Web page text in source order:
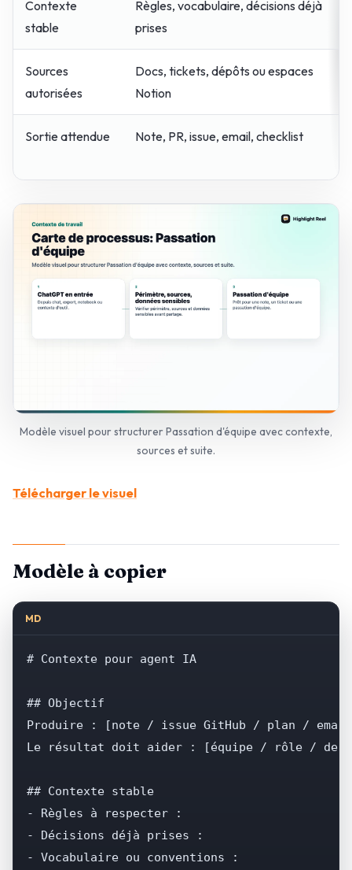
Contexte
stable
Règles, vocabulaire, décisions déjà
prises
Sources
autorisées
Docs, tickets, dépôts ou espaces
Notion
Sortie attendue Note, PR, issue, email, checklist
Modèle visuel pour structurer Passation d'équipe avec contexte,
sources et suite.
Télécharger le visuel
Modèle à copier
MD
# Contexte pour agent IA
## Objectif
Produire : [note / issue GitHub / plan /
Le résultat doit aider : [équipe / rôle /
## Contexte stable
- Règles à respecter :
- Décisions déjà prises :
- Vocabulaire ou conventions :